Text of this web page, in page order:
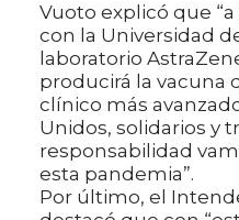
Vuoto explicó que
con la Universidad
laboratorio
producirá la vacuna
clínico más
Unidos, solidarios y
responsabilidad
esta pandemia”.
Por último, el